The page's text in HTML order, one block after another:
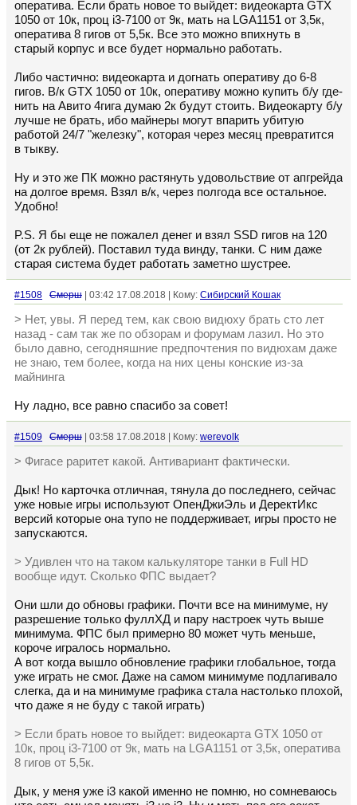
оператива. Если брать новое то выйдет: видеокарта GTX
1050 от 10к, проц i3-7100 от 9к, мать на LGA1151 от 3,5к,
оператива 8 гигов от 5,5к. Все это можно впихнуть в
старый корпус и все будет нормально работать.
Либо частично: видеокарта и догнать оперативу до 6-8
гигов. В/к GTX 1050 от 10к, оперативу можно купить б/у где-
нить на Авито 4гига думаю 2к будут стоить. Видеокарту б/у
лучше не брать, ибо майнеры могут впарить убитую
работой 24/7 "железку", которая через месяц превратится
в тыкву.
Ну и это же ПК можно растянуть удовольствие от апгрейда
на долгое время. Взял в/к, через полгода все остальное.
Удобно!
P.S. Я бы еще не пожалел денег и взял SSD гигов на 120
(от 2к рублей). Поставил туда винду, танки. С ним даже
старая система будет работать заметно шустрее.
#1508 Смерш | 03:42 17.08.2018 | Кому: Сибирский Кошак
> Нет, увы. Я перед тем, как свою видюху брать сто лет
назад - сам так же по обзорам и форумам лазил. Но это
было давно, сегодняшние предпочтения по видюхам даже
не знаю, тем более, когда на них цены конские из-за
майнинга
Ну ладно, все равно спасибо за совет!
#1509 Смерш | 03:58 17.08.2018 | Кому: werevolk
> Фигасе раритет какой. Антивариант фактически.
Дык! Но карточка отличная, тянула до последнего, сейчас
уже новые игры используют ОпенДжиЭль и ДеректИкс
версий которые она тупо не поддерживает, игры просто не
запускаются.
> Удивлен что на таком калькуляторе танки в Full HD
вообще идут. Сколько ФПС выдает?
Они шли до обновы графики. Почти все на минимуме, ну
разрешение только фуллХД и пару настроек чуть выше
минимума. ФПС был примерно 80 может чуть меньше,
короче игралось нормально.
А вот когда вышло обновление графики глобальное, тогда
уже играть не смог. Даже на самом минимуме подлагивало
слегка, да и на минимуме графика стала настолько плохой,
что даже я не буду с такой играть)
> Если брать новое то выйдет: видеокарта GTX 1050 от
10к, проц i3-7100 от 9к, мать на LGA1151 от 3,5к, оператива
8 гигов от 5,5к.
Дык, у меня уже i3 какой именно не помню, но сомневаюсь